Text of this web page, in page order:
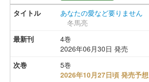
あなたの愛など要りません
冬馬亮
4巻
2026年06月30日 発売
5巻
2026年10月27日頃 発売予想